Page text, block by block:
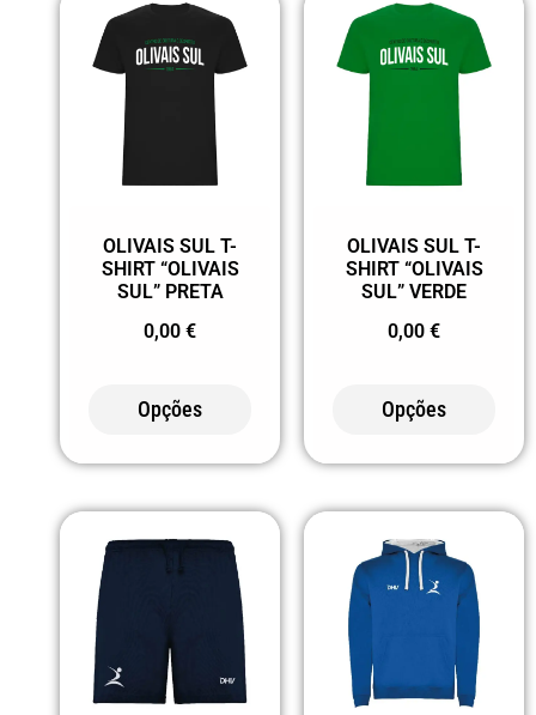
BRANCO
07 AREIA
08 MOCA
10 CELESTE
108 CINZA
12 TURQUESA
121 LILÁS
132 ROSA
CLARO (2)
152 VERDE
EMPREENDIMENTO
168
VERMELHO
PÁLIDO
OLIVAIS SUL T-
SHIRT “OLIVAIS
SUL” PRETA
0,00 €
Opções
OLIVAIS SUL T-
SHIRT “OLIVAIS
SUL” VERDE
0,00 €
Opções